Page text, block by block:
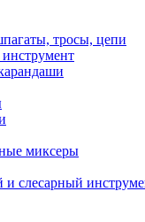
тросы, цепи
миксеры
и слесарный